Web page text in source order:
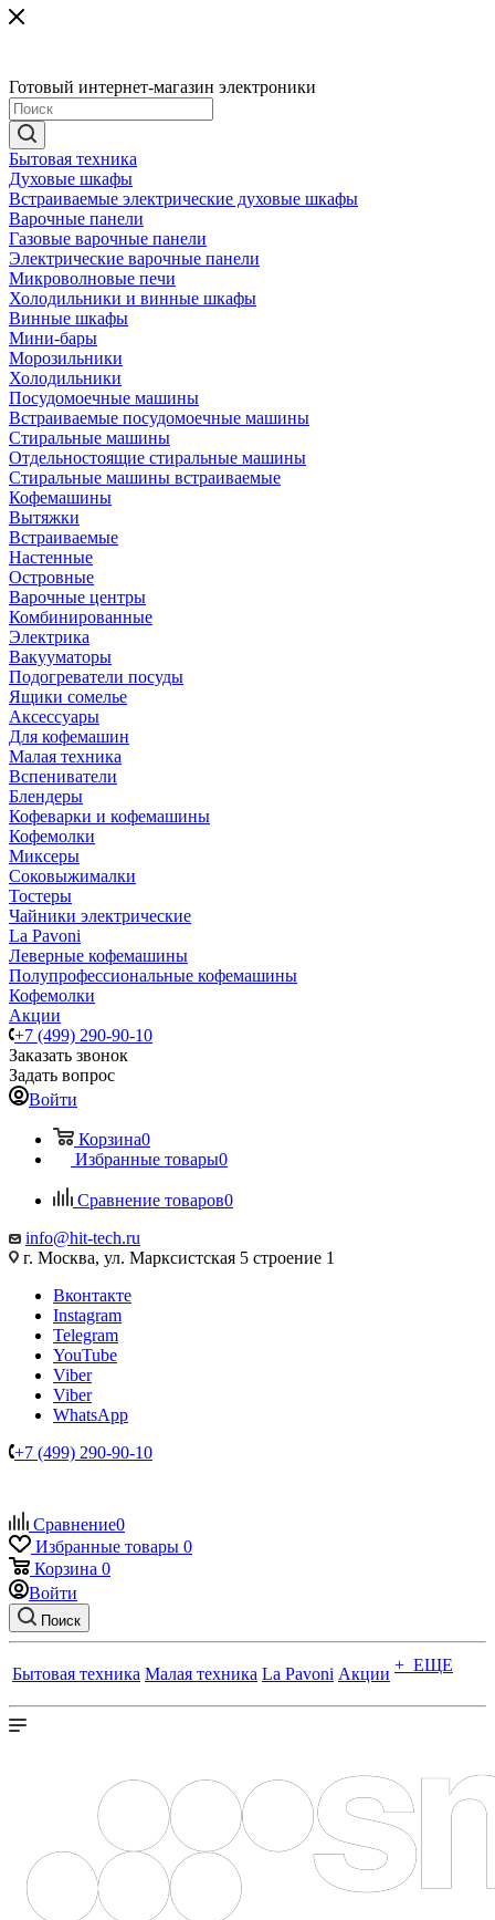
Готовый интернет-магазин электроники
Бытовая техника
Духовые шкафы
Встраиваемые электрические духовые шкафы
Варочные панели
Газовые варочные панели
Электрические варочные панели
Микроволновые печи
Холодильники и винные шкафы
Винные шкафы
Мини-бары
Морозильники
Холодильники
Посудомоечные машины
Встраиваемые посудомоечные машины
Стиральные машины
Отдельностоящие стиральные машины
Стиральные машины встраиваемые
Кофемашины
Вытяжки
Встраиваемые
Настенные
Островные
Варочные центры
Комбинированные
Электрика
Вакууматоры
Подогреватели посуды
Ящики сомелье
Аксессуары
Для кофемашин
Малая техника
Вспениватели
Блендеры
Кофеварки и кофемашины
Кофемолки
Миксеры
Соковыжималки
Тостеры
Чайники электрические
La Pavoni
Леверные кофемашины
Полупрофессиональные кофемашины
Кофемолки
Акции
+7 (499) 290-90-10
Заказать звонок
Задать вопрос
Войти
Корзина0
Избранные товары0
Сравнение товаров0
info@hit-tech.ru
г. Москва, ул. Марксистская 5 строение 1
Вконтакте
Instagram
Telegram
YouTube
Viber
Viber
WhatsApp
+7 (499) 290-90-10
Сравнение0
Избранные товары 0
Корзина 0
Войти
Поиск
Бытовая техника Малая техника La Pavoni Акции + ЕЩЕ